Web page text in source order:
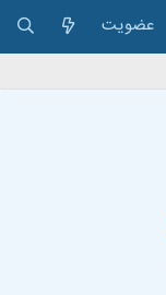
عضویت